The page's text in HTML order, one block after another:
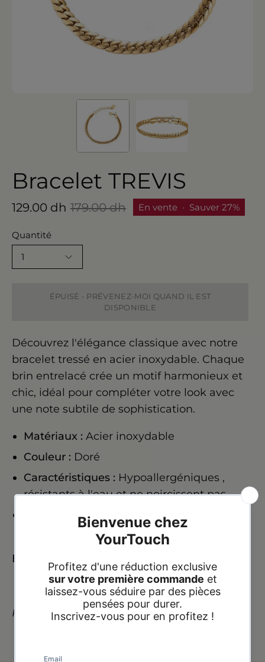
Bracelet TREVIS
129.00 dh 179.00 dh En vente • Sauver 27%
Quantité
1
ÉPUISÉ - PRÉVENEZ-MOI QUAND IL EST
DISPONIBLE
Découvrez l'élégance classique avec notre
bracelet tressé en acier inoxydable. Chaque
brin entrelacé crée un motif harmonieux et
chic, idéal pour compléter votre look avec
une note subtile de sophistication.
Matériaux : Acier inoxydable
Couleur : Doré
Caractéristiques : Hypoallergéniques ,
résistants à l'eau et ne noircissent pas.
Qualité garantie
Expédition :
Paiement à la livraison